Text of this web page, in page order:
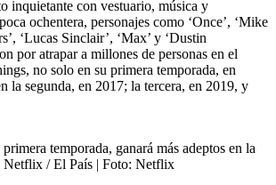
inquietante con vestuario, música y
ochentera, personajes como ‘Once’, ‘Mike
‘Lucas Sinclair’, ‘Max’ y ‘Dustin
por atrapar a millones de personas en el
no solo en su primera temporada, en
la segunda, en 2017; la tercera, en 2019, y
temporada, ganará más adeptos en la
Netflix / El País | Foto: Netflix